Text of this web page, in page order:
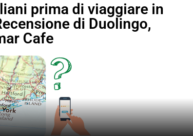
prima di viaggiare in
di Duolingo,
Cafe